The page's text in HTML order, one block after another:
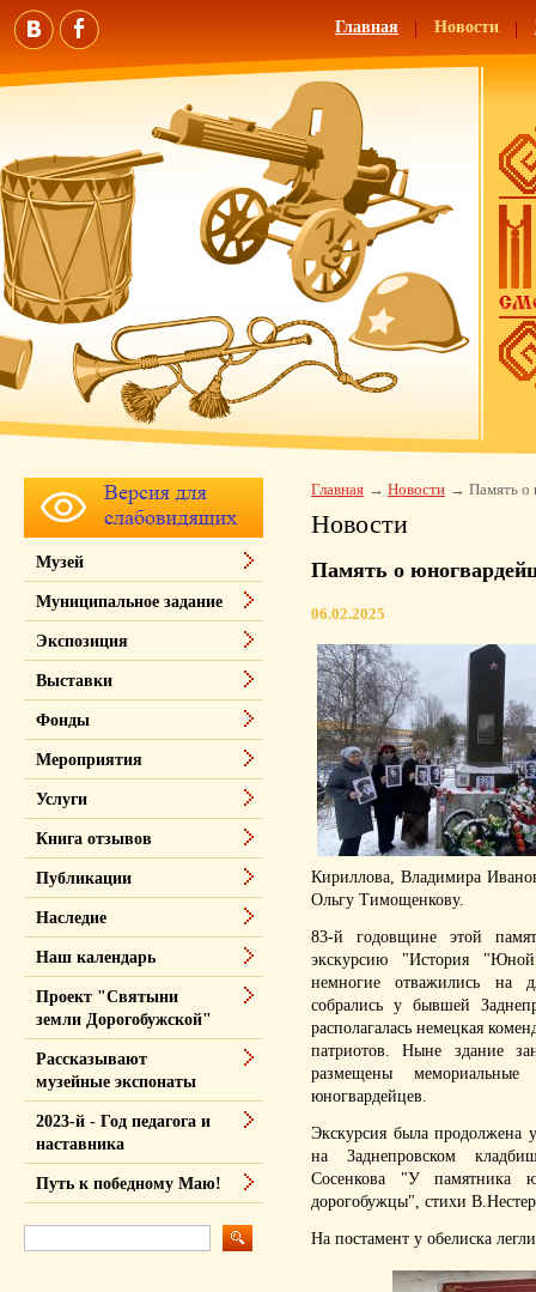
Главная Новости
Главная Новости Память о
Новости
Память о
06.02.2025
Кириллова, Владимира
Ольгу Тимощенкову.
83-й годовщине этой
экскурсию "История
немногие отважились на
собрались у бывшей
располагалась немецкая
патриотов. Ныне здание
размещены
юногвардейцев.
Экскурсия была продолжена
на Заднепровском
Сосенкова "У памятника
дорогобужцы", стихи
На постамент у обелиска
Музей
Муниципальное задание
Экспозиция
Выставки
Фонды
Мероприятия
Услуги
Книга отзывов
Публикации
Наследие
Наш календарь
Проект "Святыни
земли Дорогобужской"
Рассказывают
музейные экспонаты
2023-й - Год педагога и
наставника
Путь к победному Маю!